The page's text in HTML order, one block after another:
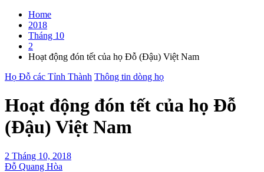
Home
2018
Tháng 10
2
Hoạt động đón tết của họ Đỗ (Đậu) Việt Nam
Họ Đỗ các Tỉnh Thành Thông tin dòng họ
Hoạt động đón tết của họ Đỗ
(Đậu) Việt Nam
2 Tháng 10, 2018
Đỗ Quang Hòa